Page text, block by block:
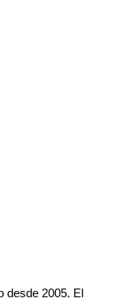
desde 2005. El